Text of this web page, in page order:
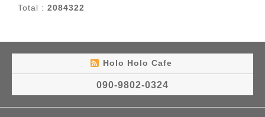
Total : 2084322
Holo Holo Cafe
090-9802-0324